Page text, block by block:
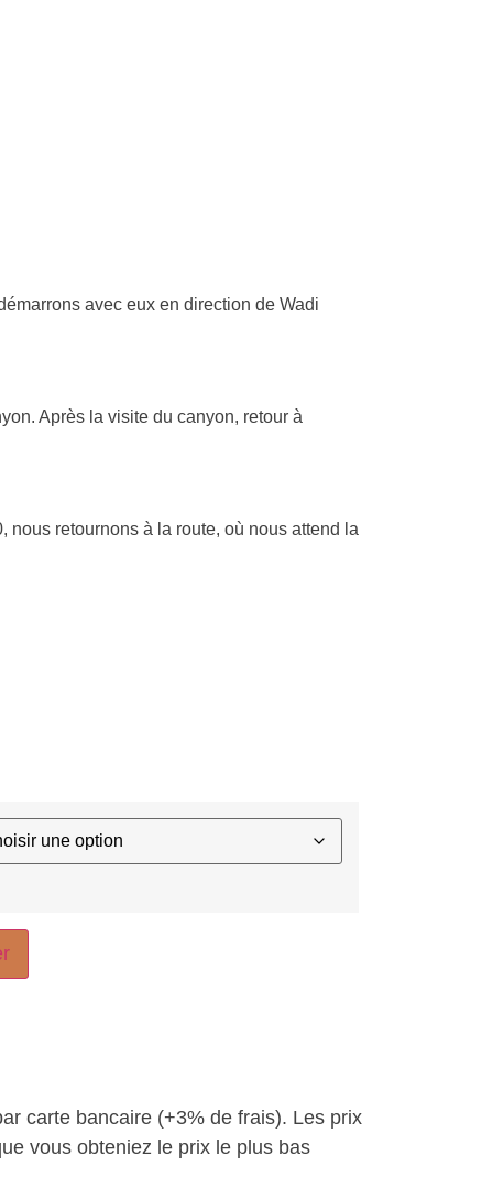
avec eux en direction de Wadi
Après la visite du canyon, retour à
nous retournons à la route, où nous attend la
carte bancaire (+3% de frais). Les prix
vous obteniez le prix le plus bas